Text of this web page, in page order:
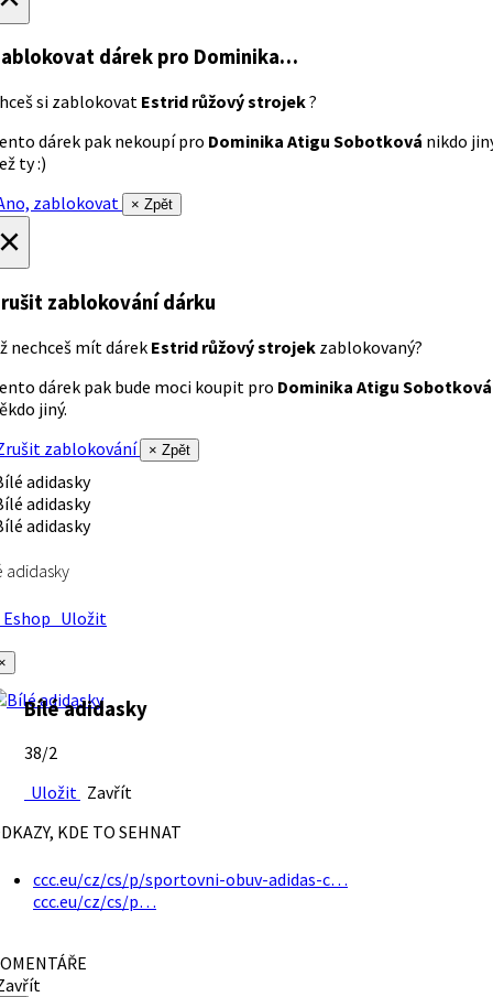
dárek pro Dominika…
si zablokovat Estrid růžový strojek?
dárek pak nekoupí pro Dominika Atigu Sobotková nikdo
ty :)
zablokovat
× Zpět
zablokování dárku
nechceš mít dárek Estrid růžový strojek zablokovaný?
dárek pak bude moci koupit pro Dominika Atigu Sobotková
jiný.
zablokování
× Zpět
adidasky
Uložit
Bílé adidasky
38/2
Uložit Zavřít
KDE TO SEHNAT
ccc.eu/cz/cs/p/sportovni-obuv-adidas-c…
ccc.eu/cz/cs/p…